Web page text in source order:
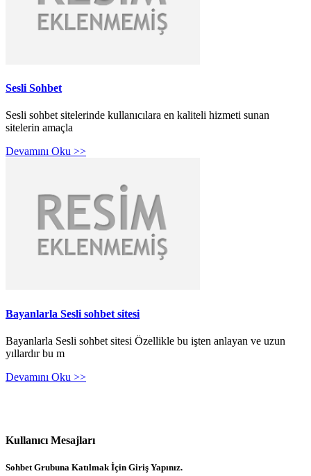
Sesli Sohbet
Sesli sohbet sitelerinde kullanıcılara en kaliteli hizmeti sunan
sitelerin amaçla
Devamını Oku >>
Bayanlarla Sesli sohbet sitesi
Bayanlarla Sesli sohbet sitesi Özellikle bu işten anlayan ve uzun
yıllardır bu m
Devamını Oku >>
Kullanıcı Mesajları
Sohbet Grubuna Katılmak İçin Giriş Yapınız.